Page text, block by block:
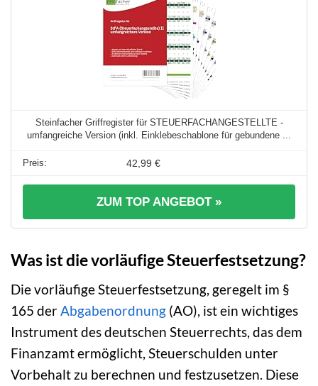
Steinfacher Griffregister für STEUERFACHANGESTELLTE -
umfangreiche Version (inkl. Einklebeschablone für gebundene ...
42,99 €
ZUM TOP ANGEBOT »
Was ist die vorläufige Steuerfestsetzung?
Die vorläufige Steuerfestsetzung, geregelt im §
165 derAbgabenordnung (AO), ist ein wichtiges
Instrument des deutschen Steuerrechts, das dem
Finanzamt ermöglicht, Steuerschulden unter
Vorbehalt zu berechnen und festzusetzen. Diese